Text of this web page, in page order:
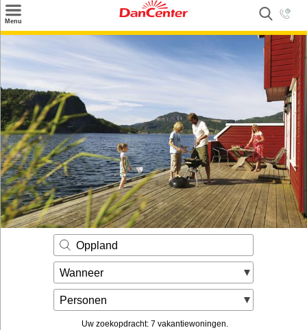
Menu
Informatie over
Service
Kontakt
Oppland
Wanneer
Personen
Uw zoekopdracht: 7 vakantiewoningen.